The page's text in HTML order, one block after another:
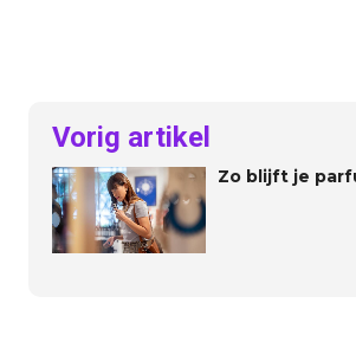
Vorig artikel
Zo blijft je